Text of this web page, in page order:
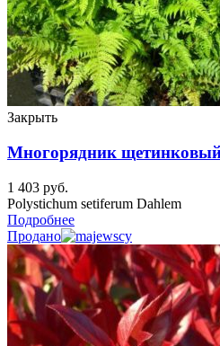
Закрыть
Многорядник
1 403 руб.
Polystichum setiferum Dahlem
Подробнее
Продано